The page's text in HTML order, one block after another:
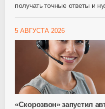
получать точные ответы и
5 АВГУСТА 2026
«Скорозвон» запустил